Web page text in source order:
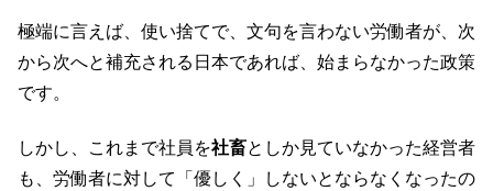
極端に言えば、使い捨てで、文句を言わない労働者が、次
から次へと補充される日本であれば、始まらなかった政策
です。
しかし、これまで社員を社畜としか見ていなかった経営者
も、労働者に対して「優しく」しないとならなくなったの